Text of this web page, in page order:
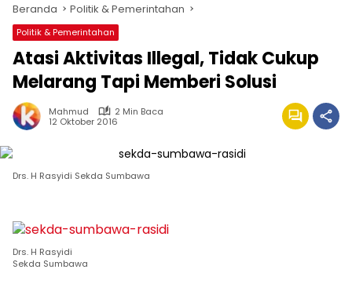
Beranda Politik & Pemerintahan
Politik & Pemerintahan
Atasi Aktivitas Illegal, Tidak Cukup
Melarang Tapi Memberi Solusi
Mahmud
2 Min Baca
12 Oktober 2016
Drs. H Rasyidi Sekda Sumbawa
Drs. H Rasyidi
Sekda Sumbawa